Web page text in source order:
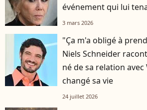
événement qui lui
3 mars 2026
"Ça m'a obligé à
Niels Schneider
né de sa relation avec
changé sa vie
24 juillet 2026